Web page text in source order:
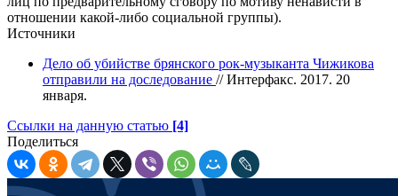
отношении какой-либо социальной группы).
Источники
Дело об убийстве брянского рок-музыканта Чижикова
отправили на доследование // Интерфакс. 2017. 20
января.
Ссылки на данную статью [4]
Поделиться